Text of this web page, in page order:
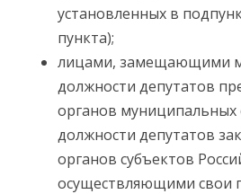
установленных в
пункта);
лицами, замещающими
должности депутатов
органов муниципальных
должности депутатов
органов субъектов
осуществляющими свои